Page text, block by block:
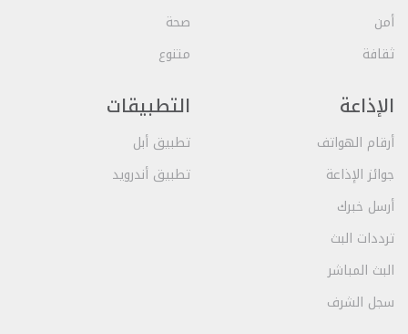
أمن
ثقافة
صحة
متنوع
الإذاعة
أرقام الهواتف
جوائز الإذاعة
أرسل خبرك
ترددات البث
البث المباشر
سجل الشرف
التطبيقات
تطبيق أبل
تطبيق أندرويد